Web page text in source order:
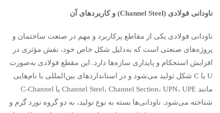
ناودانی فولادی (Channel Steel) و کاربردهای آن
ناودانی فولادی یکی از مقاطع پرکاربرد و مهم در صنعت ساختمان و
پروژه‌های صنعتی است که به‌دلیل شکل خاص خود، نقش مؤثری در
افزایش استحکام و پایداری سازه‌ها دارد. این مقطع فولادی به‌صورت
U یا C شکل تولید می‌شود و در استانداردهای بین‌المللی با نام‌هایی
مانند Channel Steel، Channel Section، UPN، UPE یا C-Channel
شناخته می‌شود. ناودانی‌ها بسته به نوع تولید، به دو گروه نورد گرم و